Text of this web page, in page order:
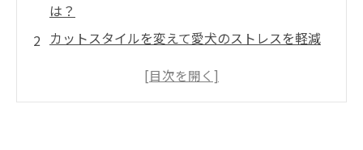
は？
カットスタイルを変えて愛犬のストレスを軽減
毛艶がアップするトリートメントを取り入れて